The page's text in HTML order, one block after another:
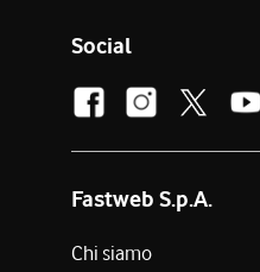
Social
Fastweb S.p.A.
Chi siamo